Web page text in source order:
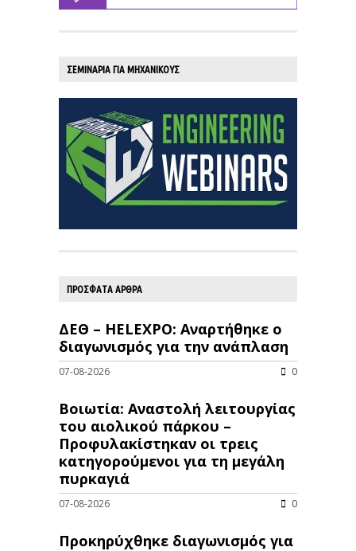
ΣΕΜΙΝΑΡΙΑ ΓΙΑ ΜΗΧΑΝΙΚΟΥΣ
ΠΡΟΣΦΑΤΑ ΑΡΘΡΑ
ΔΕΘ – HELEXPO: Αναρτήθηκε ο
διαγωνισμός για την ανάπλαση
07-08-2026 0
Βοιωτία: Αναστολή λειτουργίας
του αιολικού πάρκου –
Προφυλακίστηκαν οι τρεις
κατηγορούμενοι για τη μεγάλη
πυρκαγιά
07-08-2026 0
Προκηρύχθηκε διαγωνισμός για